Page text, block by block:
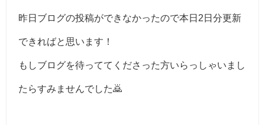
昨日ブログの投稿ができなかったので本日2日分更新
できればと思います！
もしブログを待っててくださった方いらっしゃいまし
たらすみませんでした🙇